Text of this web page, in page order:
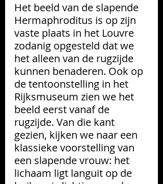
Het beeld van de slapende
Hermaphroditus is op zijn
vaste plaats in het Louvre
zodanig opgesteld dat we
het alleen van de rugzijde
kunnen benaderen. Ook op
de tentoonstelling in het
Rijksmuseum zien we het
beeld eerst vanaf de
rugzijde. Van die kant
gezien, kijken we naar een
klassieke voorstelling van
een slapende vrouw: het
lichaam ligt languit op de